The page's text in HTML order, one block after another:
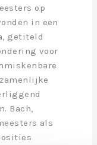
op
in een
getiteld
voor
Bach,
als